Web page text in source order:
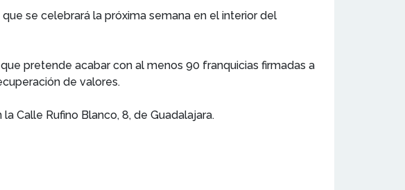
se celebrará la próxima semana en el interior del
pretende acabar con al menos 90 franquicias firmadas a
de valores.
Calle Rufino Blanco, 8, de Guadalajara.